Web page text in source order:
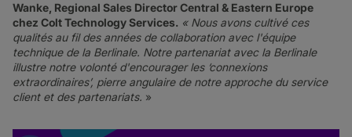
Wanke, Regional Sales Director Central & Eastern Europe
chez Colt Technology Services. « Nous avons cultivé ces
qualités au fil des années de collaboration avec l'équipe
technique de la Berlinale. Notre partenariat avec la Berlinale
illustre notre volonté d'encourager les ‘connexions
extraordinaires’, pierre angulaire de notre approche du service
client et des partenariats. »